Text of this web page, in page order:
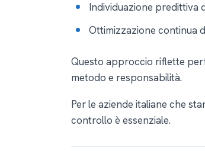
Individuazione predittiva
Ottimizzazione continua
Questo approccio riflette
metodo e responsabilità.
Per le aziende italiane che
controllo è essenziale.